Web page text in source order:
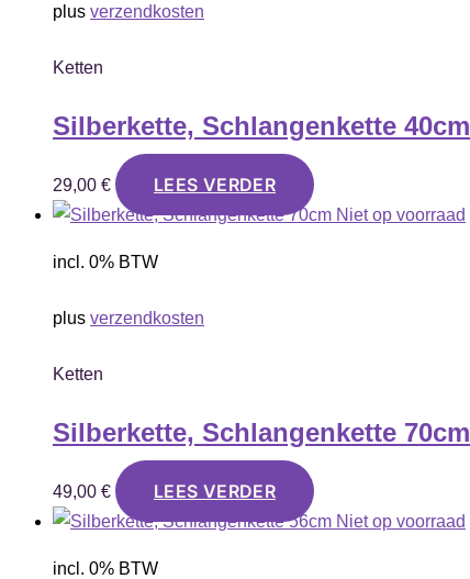
plus verzendkosten
Ketten
Silberkette, Schlangenkette 40cm
29,00 € LEES VERDER
Niet op voorraad
incl. 0% BTW
plus verzendkosten
Ketten
Silberkette, Schlangenkette 70cm
49,00 € LEES VERDER
Niet op voorraad
incl. 0% BTW